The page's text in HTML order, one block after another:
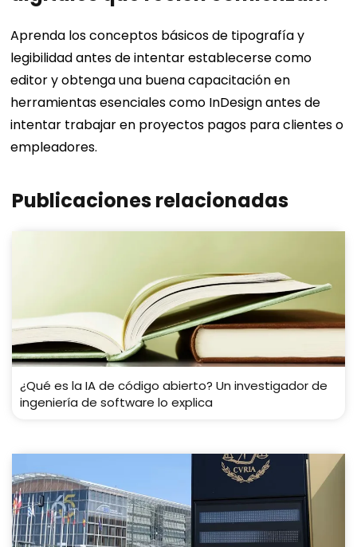
Aprenda los conceptos básicos de tipografía y
legibilidad antes de intentar establecerse como
editor y obtenga una buena capacitación en
herramientas esenciales como InDesign antes de
intentar trabajar en proyectos pagos para clientes o
empleadores.
Publicaciones relacionadas
¿Qué es la IA de código abierto? Un investigador de
ingeniería de software lo explica